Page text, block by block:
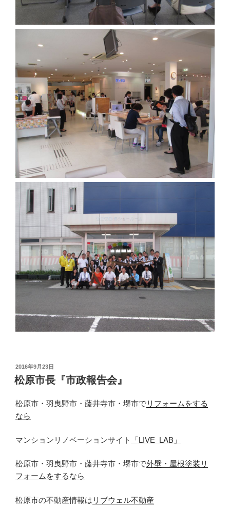
投
稿
日:
2016年9月23日
松原市長『市政報告会』
松原市・羽曳野市・藤井寺市・堺市でリフォームをする
なら
マンションリノベーションサイト 「LIVE_LAB」
松原市・羽曳野市・藤井寺市・堺市で外壁・屋根塗装リ
フォームをするなら
松原市の不動産情報は リブウェル不動産